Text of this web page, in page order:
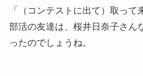
「（コンテストに出て）取って
部活の友達は、桜井日奈子さん
ったのでしょうね。